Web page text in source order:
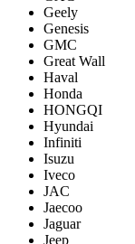
Geely
Genesis
GMC
Great Wall
Haval
Honda
HONGQI
Hyundai
Infiniti
Isuzu
Iveco
JAC
Jaecoo
Jaguar
Jeep